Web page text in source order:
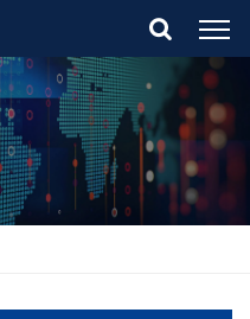
For?